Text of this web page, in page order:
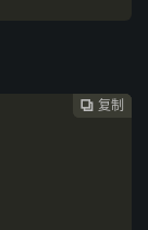
 复制
 复制
 复制